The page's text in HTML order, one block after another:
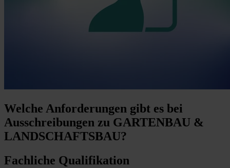
Welche Anforderungen gibt es bei
Ausschreibungen zu GARTENBAU &
LANDSCHAFTSBAU?
Fachliche Qualifikation